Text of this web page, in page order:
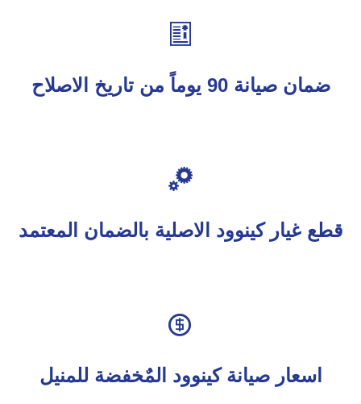

ضمان صيانة 90 يوماً من تاريخ الاصلاح

قطع غيار كينوود الاصلية بالضمان المعتمد

اسعار صيانة كينوود المٌخفضة للمنيل